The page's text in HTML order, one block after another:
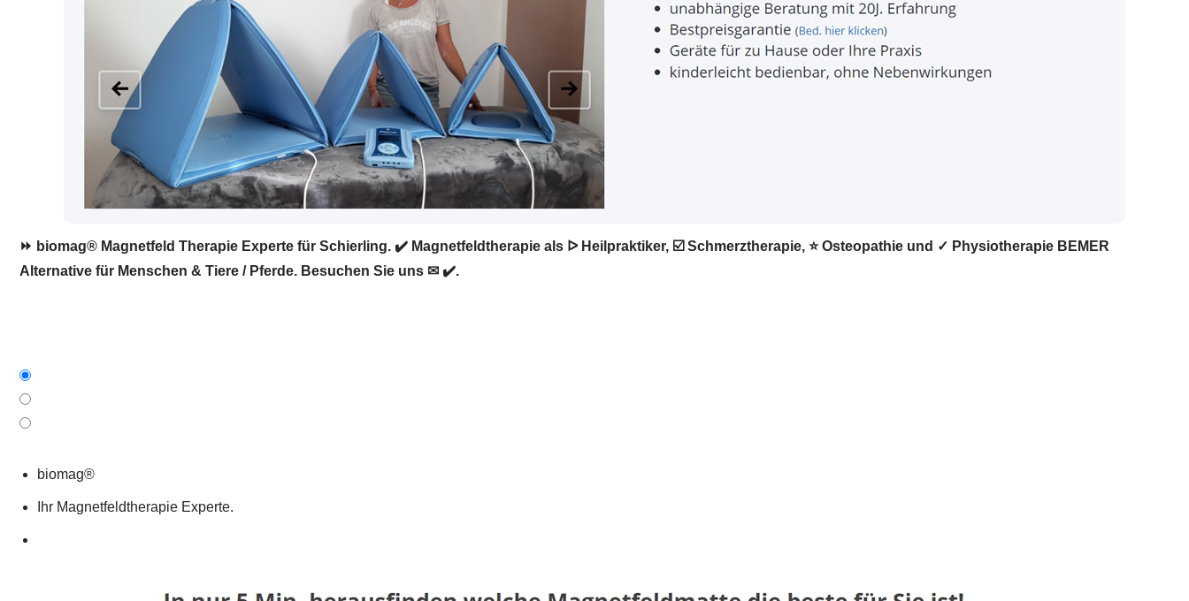
⏩ biomag® Magnetfeld Therapie Experte für Schierling. ✔️ Magnetfeldtherapie als ᐅ Heilpraktiker, ☑️ Schmerztherapie, ⭐ Osteopathie und ✓ Physiotherapie BEMER
Alternative für Menschen & Tiere / Pferde. Besuchen Sie uns ✉ ✔️.
biomag®
Ihr Magnetfeldtherapie Experte.